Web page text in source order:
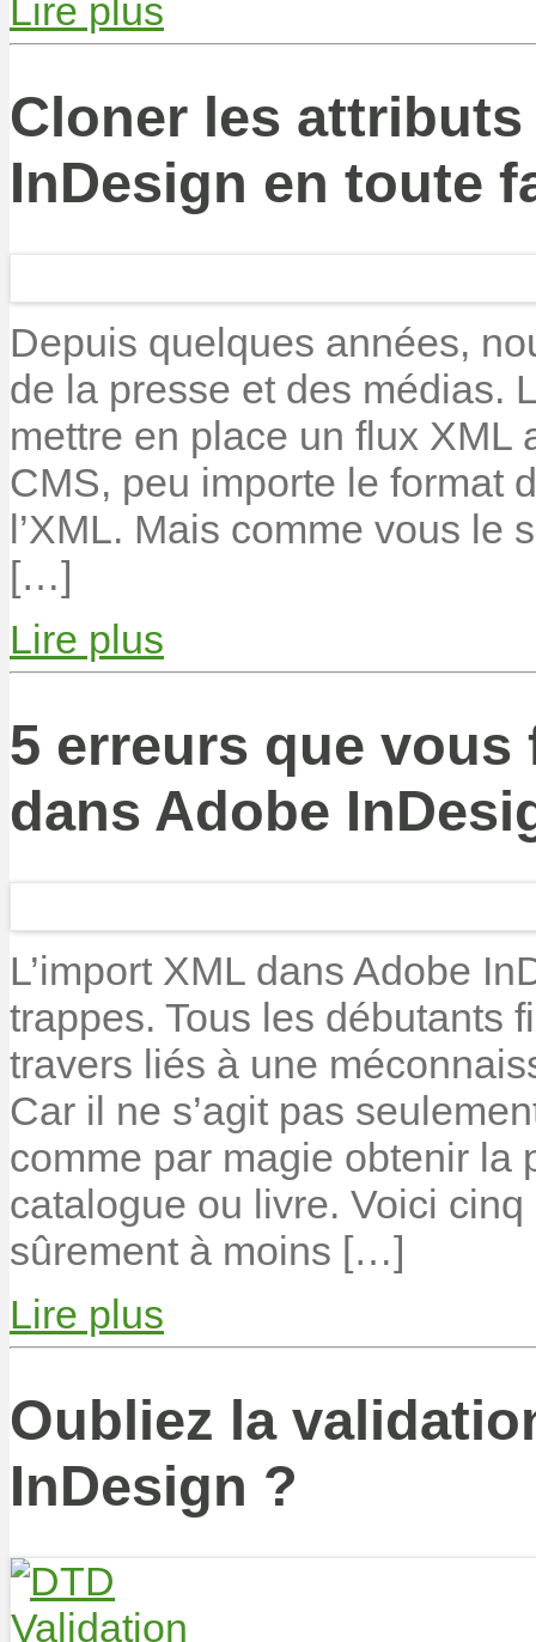
Lire plus
Cloner les attributs
InDesign en toute
Depuis quelques années,
de la presse et des médias.
mettre en place un flux XML
CMS, peu importe le format
l’XML. Mais comme vous le
[…]
Lire plus
5 erreurs que vous
dans Adobe
L’import XML dans Adobe
trappes. Tous les débutants
travers liés à une
Car il ne s’agit pas
comme par magie obtenir la
catalogue ou livre. Voici
sûrement à moins […]
Lire plus
Oubliez la
InDesign ?